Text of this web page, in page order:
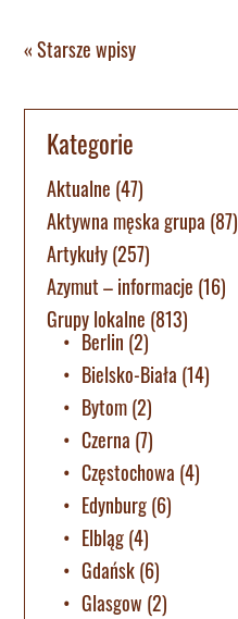
« Starsze wpisy
Kategorie
Aktualne (47)
Aktywna męska grupa (87)
Artykuły(257)
Azymut – informacje (16)
Grupy lokalne (813)
Berlin (2)
Bielsko-Biała (14)
Bytom(2)
Czerna (7)
Częstochowa (4)
Edynburg(6)
Elbląg(4)
Gdańsk(6)
Glasgow (2)